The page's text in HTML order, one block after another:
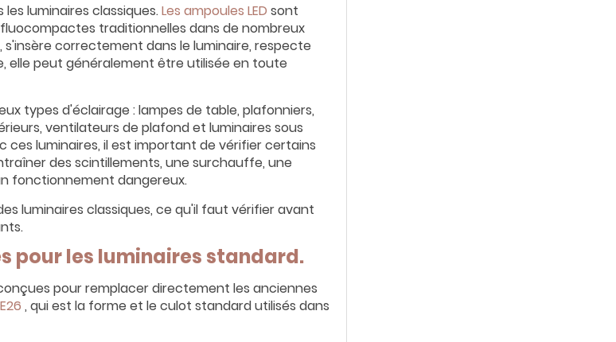
les luminaires classiques.Les ampoules LED sont
traditionnelles dans de nombreux
s'insère correctement dans le luminaire, respecte
elle peut généralement être utilisée en toute
types d'éclairage : lampes de table, plafonniers,
ventilateurs de plafond et luminaires sous
ces luminaires, il est important de vérifier certains
des scintillements, une surchauffe, une
fonctionnement dangereux.
luminaires classiques, ce qu'il faut vérifier avant
pour les luminaires standard.
pour remplacer directement les anciennes
, qui est la forme et le culot standard utilisés dans